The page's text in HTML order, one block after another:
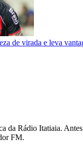
de virada e leva
da Rádio Itatiaia.
FM.